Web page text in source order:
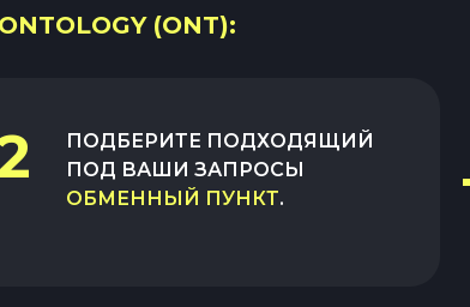
(ONT):
ПОДБЕРИТЕ ПОДХОДЯЩИЙ
ПОД ВАШИ ЗАПРОСЫ
ОБМЕННЫЙ ПУНКТ.